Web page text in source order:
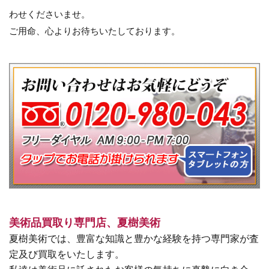
わせくださいませ。
ご用命、心よりお待ちいたしております。
美術品買取り専門店、夏樹美術
夏樹美術では、豊富な知識と豊かな経験を持つ専門家が査
定及び買取をいたします。